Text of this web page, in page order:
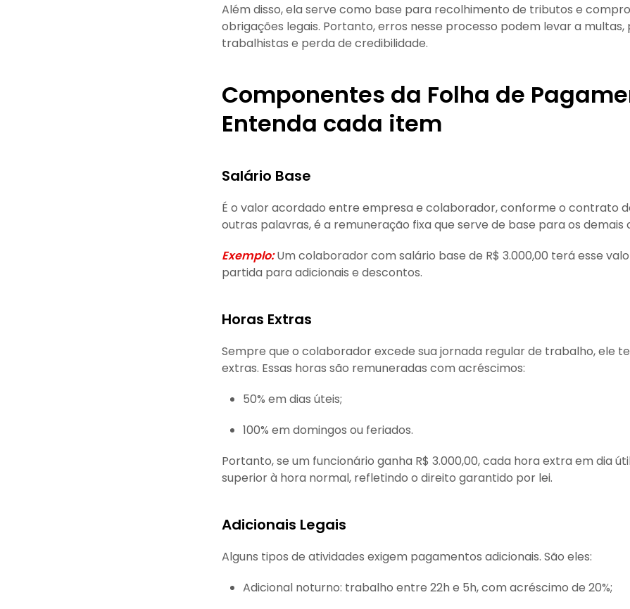
Além disso, ela serve como base para recolhimento de tributos e
obrigações legais. Portanto, erros nesse processo podem levar a multas,
trabalhistas e perda de credibilidade.
Componentes da Folha de
Entenda cada item
Salário Base
É o valor acordado entre empresa e colaborador, conforme o contrato
outras palavras, é a remuneração fixa que serve de base para os demais
Exemplo:Um colaborador com salário base de R$ 3.000,00 terá esse
partida para adicionais e descontos.
Horas Extras
Sempre que o colaborador excede sua jornada regular de trabalho, ele
extras. Essas horas são remuneradas com acréscimos:
50% em dias úteis;
100% em domingos ou feriados.
Portanto, se um funcionário ganha R$ 3.000,00, cada hora extra em dia
superior à hora normal, refletindo o direito garantido por lei.
Adicionais Legais
Alguns tipos de atividades exigem pagamentos adicionais. São eles:
Adicional noturno: trabalho entre 22h e 5h, com acréscimo de 20%;